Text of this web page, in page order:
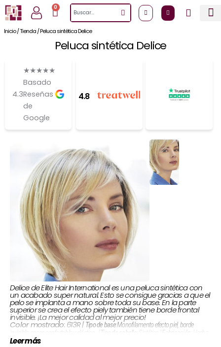
al
contenido
0
CartSearch
Inicio/Tienda/Peluca sintética Delice
Peluca sintética Delice
4.3
★★★★★
Basado
Reseñas
de
Google
4.8
Delice de Elite Hair International es una peluca sintética con
un acabado super natural. Esto se consigue gracias a que el
pelo se implanta a mano sobre toda su base. En la parte
superior se crea el efecto piely también tiene borde frontal
invisible. ¡La mejor calidad al mejor precio!
Color mostrado: 613R | Tipo de base:Monofilamento efecto piel, borde
invisible, casco confortable y elástico. |Tipo de cabello: Sintético |Fabricación: Hecha
a mano
Leer más